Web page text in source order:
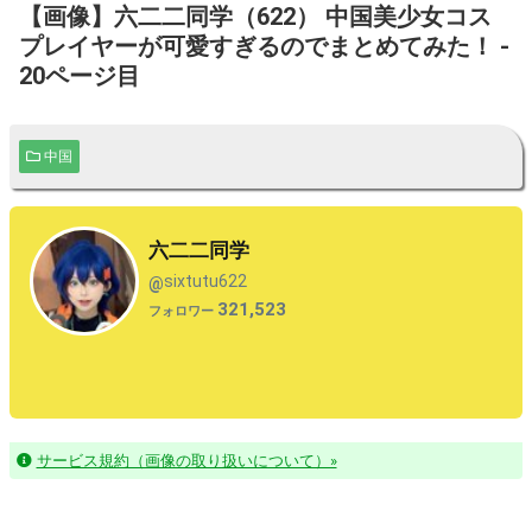
【画像】六二二同学（622） 中国美少女コス
プレイヤーが可愛すぎるのでまとめてみた！ -
20ページ目
中国
六二二同学
@sixtutu622
フォロワー 321,523
サービス規約（画像の取り扱いについて）»